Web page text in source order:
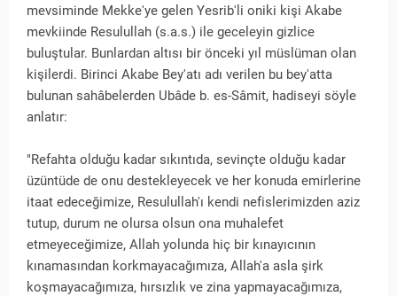
mevsiminde Mekke'ye gelen Yesrib'li oniki kişi Akabe
mevkiinde Resulullah (s.a.s.) ile geceleyin gizlice
buluştular. Bunlardan altısı bir önceki yıl müslüman olan
kişilerdi. Birinci Akabe Bey'atı adı verilen bu bey'atta
bulunan sahâbelerden Ubâde b. es-Sâmit, hadiseyi söyle
anlatır:
"Refahta olduğu kadar sıkıntıda, sevinçte olduğu kadar
üzüntüde de onu destekleyecek ve her konuda emirlerine
itaat edeceğimize, Resulullah'ı kendi nefislerimizden aziz
tutup, durum ne olursa olsun ona muhalefet
etmeyeceğimize, Allah yolunda hiç bir kınayıcının
kınamasından korkmayacağımıza, Allah'a asla şirk
koşmayacağımıza, hırsızlık ve zina yapmayacağımıza,